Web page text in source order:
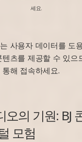
세요.
사용자 데이터를 도
텐츠를 제공할 수 있으
해 접속하세요.
오의 기원: BJ
모험